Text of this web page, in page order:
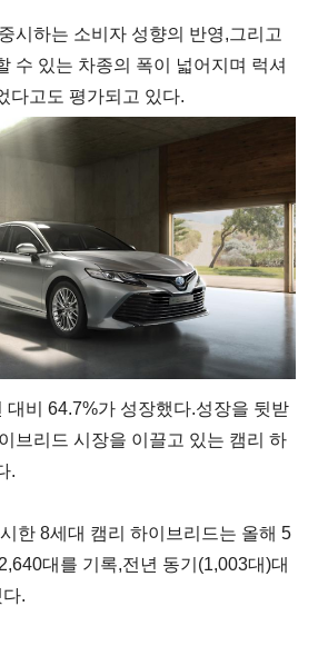
시하는 소비자 성향의 반영,그리고
수 있는 차종의 폭이 넓어지며 럭셔
다고도 평가되고 있다.
대비 64.7%가 성장했다.성장을 뒷받
브리드 시장을 이끌고 있는 캠리 하
.
한 8세대 캠리 하이브리드는 올해 5
2,640대를 기록,전년 동기 (1,003대)대
다.